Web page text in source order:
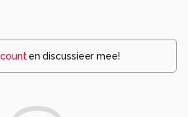
en discussieer mee!